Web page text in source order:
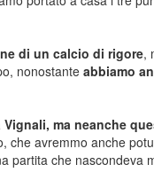
di un calcio di rigore,
nonostante abbiamo
Vignali, ma neanche
che avremmo anche
partita che nascondeva